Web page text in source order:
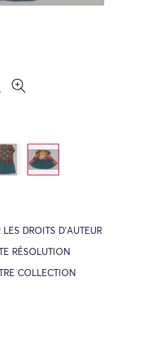
DROITS D’AUTEUR
RÉSOLUTION
COLLECTION